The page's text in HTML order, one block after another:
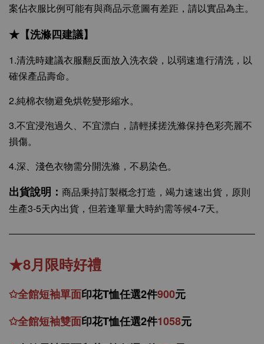
案佔衣服比例可能有與商品示意圖有差距，請以實品為主。
★【洗滌四建議】
1.清洗時建議衣服翻反面放入洗衣袋，以弱速進行清洗，以
確保產品壽命。
2.純棉衣物避免烘乾變形縮水。
3.不宜浸泡過久、不宜漂白，請輕揉搓洗滌保持色彩亮麗不
損傷。
4.深、淺色衣物需分開洗滌，不易染色。
出貨說明： 商品秉持訂製概念打造，竭力速速出貨，原則
生產3-5天內出貨，但若逢單量大時約需等候4-7天。
★8月限時好禮
✩全館短袖單面印花T恤任選2件900元
✩全館短袖雙面印花T恤任選2件1058元